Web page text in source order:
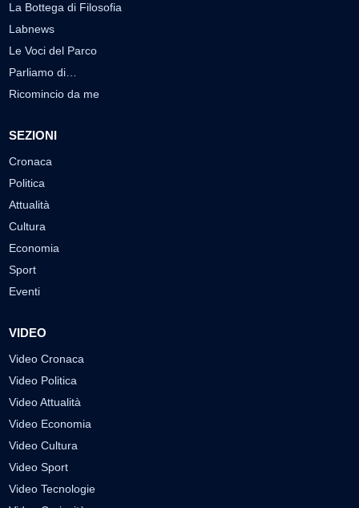
La Bottega di Filosofia
Labnews
Le Voci del Parco
Parliamo di…
Ricomincio da me
SEZIONI
Cronaca
Politica
Attualità
Cultura
Economia
Sport
Eventi
VIDEO
Video Cronaca
Video Politica
Video Attualità
Video Economia
Video Cultura
Video Sport
Video Tecnologie